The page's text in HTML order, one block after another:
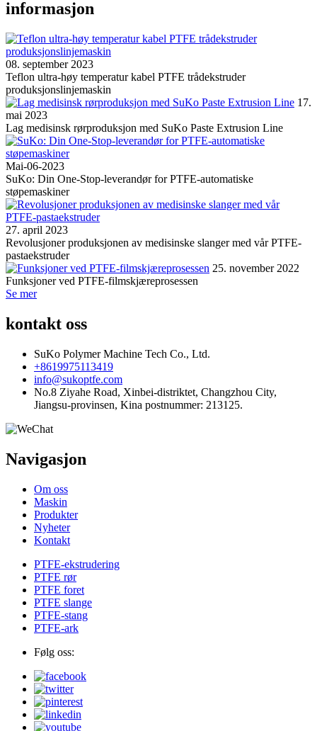
informasjon
08. september 2023
Teflon ultra-høy temperatur kabel PTFE trådekstruder
produksjonslinjemaskin
17.
mai 2023
Lag medisinsk rørproduksjon med SuKo Paste Extrusion Line
Mai-06-2023
SuKo: Din One-Stop-leverandør for PTFE-automatiske
støpemaskiner
27. april 2023
Revolusjoner produksjonen av medisinske slanger med vår PTFE-
pastaekstruder
25. november 2022
Funksjoner ved PTFE-filmskjæreprosessen
Se mer
kontakt oss
SuKo Polymer Machine Tech Co., Ltd.
+8619975113419
info@sukoptfe.com
No.8 Ziyahe Road, Xinbei-distriktet, Changzhou City,
Jiangsu-provinsen, Kina postnummer: 213125.
Navigasjon
Om oss
Maskin
Produkter
Nyheter
Kontakt
PTFE-ekstrudering
PTFE rør
PTFE foret
PTFE slange
PTFE-stang
PTFE-ark
Følg oss: